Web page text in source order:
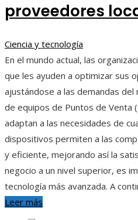
proveedores
Ciencia y tecnología
En el mundo actual, las
que les ayuden a optimizar sus
ajustándose a las demandas del
de equipos de Puntos de Venta
adaptan a las necesidades de
dispositivos permiten a las
y eficiente, mejorando así la
negocio a un nivel superior, es
tecnología más avanzada. A
Leer más